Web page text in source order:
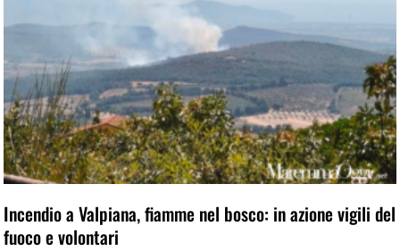
Incendio a Valpiana, fiamme nel bosco: in azione vigili del
fuoco e volontari